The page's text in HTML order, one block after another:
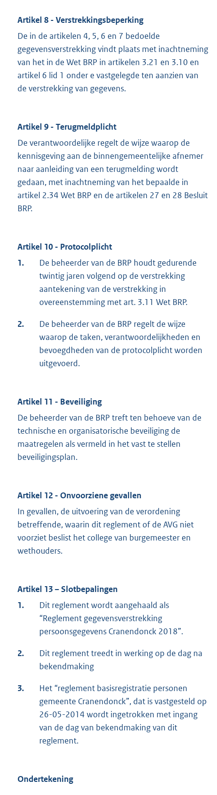
Artikel 8 - Verstrekkingsbeperking
De in de artikelen 4, 5, 6 en 7 bedoelde
gegevensverstrekking vindt plaats met inachtneming
van het in de Wet BRP in artikelen 3.21 en 3.10 en
artikel 6 lid 1 onder e vastgelegde ten aanzien van
de verstrekking van gegevens.
Artikel 9 - Terugmeldplicht
De verantwoordelijke regelt de wijze waarop de
kennisgeving aan de binnengemeentelijke afnemer
naar aanleiding van een terugmelding wordt
gedaan, met inachtneming van het bepaalde in
artikel 2.34 Wet BRP en de artikelen 27 en 28 Besluit
BRP.
Artikel 10 - Protocolplicht
1.
De beheerder van de BRP houdt gedurende
twintig jaren volgend op de verstrekking
aantekening van de verstrekking in
overeenstemming met art. 3.11 Wet BRP.
2.
De beheerder van de BRP regelt de wijze
waarop de taken, verantwoordelijkheden en
bevoegdheden van de protocolplicht worden
uitgevoerd.
Artikel 11 - Beveiliging
De beheerder van de BRP treft ten behoeve van de
technische en organisatorische beveiliging de
maatregelen als vermeld in het vast te stellen
beveiligingsplan.
Artikel 12 - Onvoorziene gevallen
In gevallen, de uitvoering van de verordening
betreffende, waarin dit reglement of de AVG niet
voorziet beslist het college van burgemeester en
wethouders.
Artikel 13 – Slotbepalingen
1.
Dit reglement wordt aangehaald als
“Reglement gegevensverstrekking
persoonsgegevens Cranendonck 2018”.
2.
Dit reglement treedt in werking op de dag na
bekendmaking
3.
Het “reglement basisregistratie personen
gemeente Cranendonck”, dat is vastgesteld op
26-05-2014 wordt ingetrokken met ingang
van de dag van bekendmaking van dit
reglement.
Ondertekening